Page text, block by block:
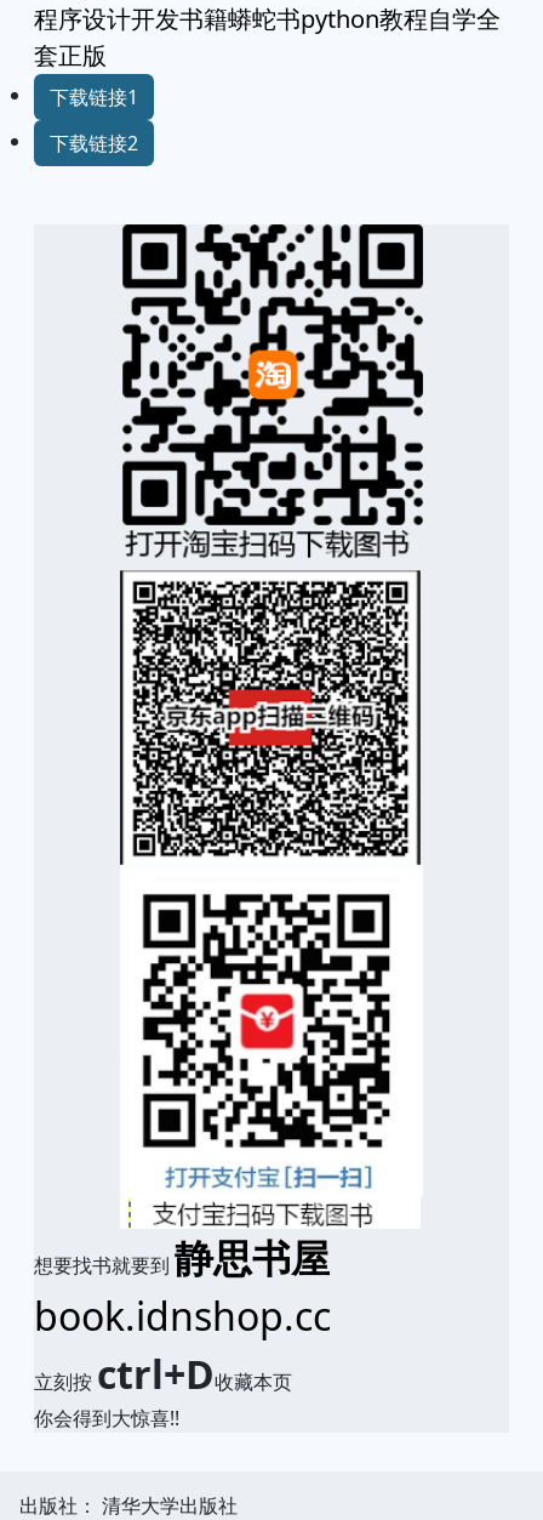
程序设计开发书籍蟒蛇书python教程自学全
套正版
下载链接1
下载链接2
想要找书就要到 静思书屋
book.idnshop.cc
立刻按 ctrl+D收藏本页
你会得到大惊喜!!
出版社： 清华大学出版社